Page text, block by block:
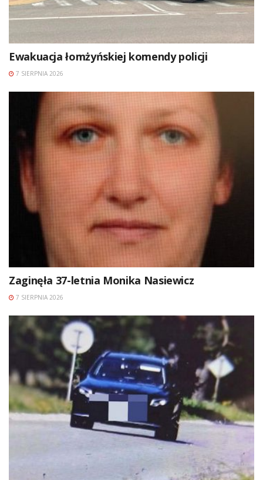
Ewakuacja łomżyńskiej komendy policji
7 SIERPNIA 2026
Zaginęła 37-letnia Monika Nasiewicz
7 SIERPNIA 2026